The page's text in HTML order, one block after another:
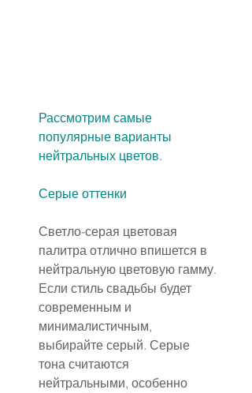
Рассмотрим самые
популярные варианты
нейтральных цветов.
Серые оттенки
Светло-серая цветовая
палитра отлично впишется в
нейтральную цветовую гамму.
Если стиль свадьбы будет
современным и
минималистичным,
выбирайте серый. Серые
тона считаются
нейтральными, особенно